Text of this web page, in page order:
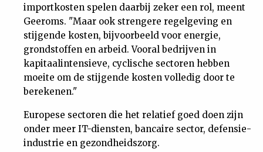
importkosten spelen daarbij zeker een rol, meent
Geeroms. "Maar ook strengere regelgeving en
stijgende kosten, bijvoorbeeld voor energie,
grondstoffen en arbeid. Vooral bedrijven in
kapitaalintensieve, cyclische sectoren hebben
moeite om de stijgende kosten volledig door te
berekenen."
Europese sectoren die het relatief goed doen zijn
onder meer IT-diensten, bancaire sector, defensie-
industrie en gezondheidszorg.